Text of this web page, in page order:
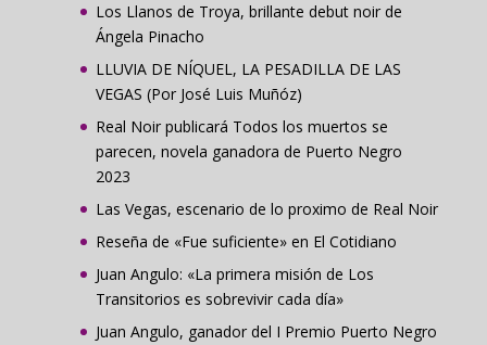
Los Llanos de Troya, brillante debut noir de
Ángela Pinacho
LLUVIA DE NÍQUEL, LA PESADILLA DE LAS
VEGAS (Por José Luis Muñóz)
Real Noir publicará Todos los muertos se
parecen, novela ganadora de Puerto Negro
2023
Las Vegas, escenario de lo proximo de Real Noir
Reseña de «Fue suficiente» en El Cotidiano
Juan Angulo: «La primera misión de Los
Transitorios es sobrevivir cada día»
Juan Angulo, ganador del I Premio Puerto Negro